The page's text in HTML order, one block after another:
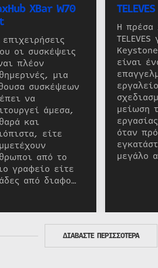
XBar W70
οι συσκέψεις
πλέον
μια
συσκέψεων
να
άμεσα,
και
είτε
από το
γραφείο είτε
από διαφο…
Η πρέσα
είναι
μείωση
όταν
μεγάλο
ΔΙΑΒΑΣΤΕ ΠΕΡΙΣΣΟΤΕΡΑ